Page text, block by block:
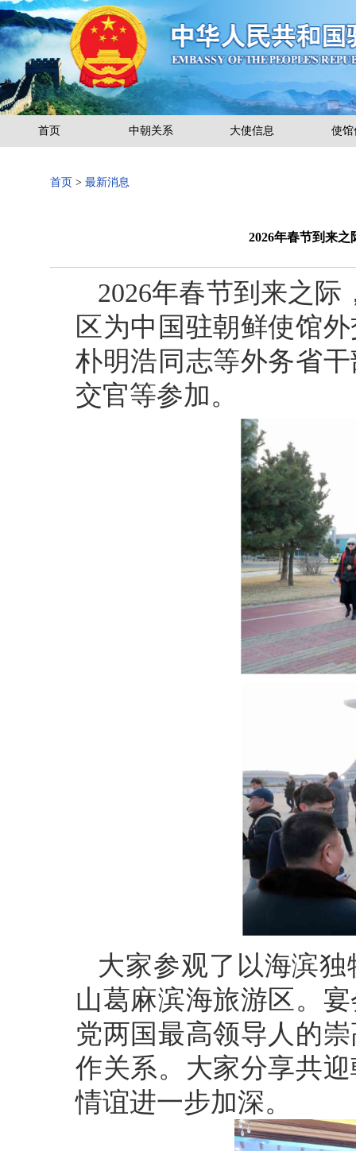
首页 中朝关系 大使信息 使馆
首页 > 最新消息
2026年春节到来
2026年春节到来之
区为中国驻朝鲜使馆
朴明浩同志等外务省
交官等参加。
大家参观了以海滨
山葛麻滨海旅游区。
党两国最高领导人的
作关系。大家分享共
情谊进一步加深。